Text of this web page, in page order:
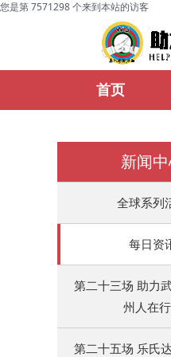
您是第 7571298 个来到本站的访客
首页
新闻
全球系列
每日资
第二十三场 助力
州人在
第二十五场 乐氏